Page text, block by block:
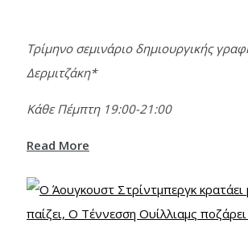
Τρίμηνο σεμινάριο δημιουργικής
Δερμιτζάκη*
Κάθε Πέμπτη 19:00-21:00
Read More